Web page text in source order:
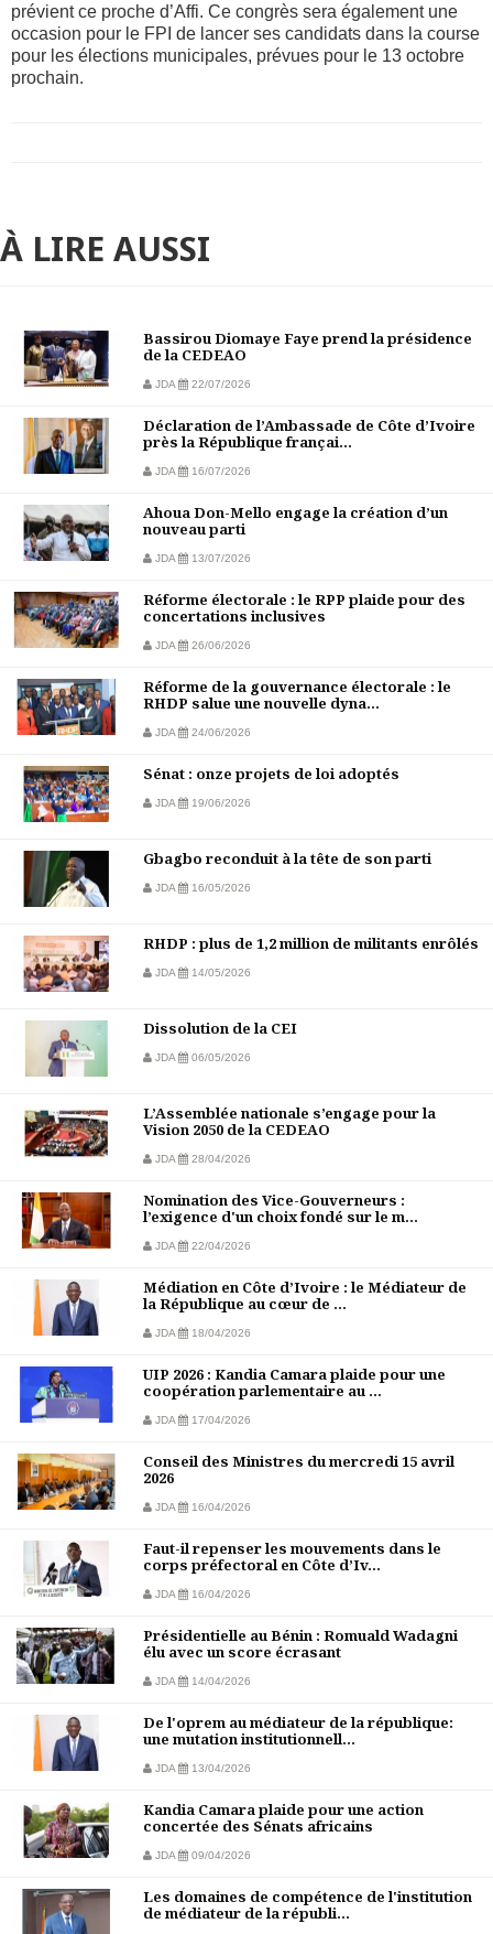
prévient ce proche d’Affi. Ce congrès sera également une
occasion pour le FPI de lancer ses candidats dans la course
pour les élections municipales, prévues pour le 13 octobre
prochain.
À LIRE AUSSI
Bassirou Diomaye Faye prend la présidence
de la CEDEAO
JDA 22/07/2026
Déclaration de l’Ambassade de Côte d’Ivoire
près la République françai...
JDA 16/07/2026
Ahoua Don-Mello engage la création d’un
nouveau parti
JDA 13/07/2026
Réforme électorale : le RPP plaide pour des
concertations inclusives
JDA 26/06/2026
Réforme de la gouvernance électorale : le
RHDP salue une nouvelle dyna...
JDA 24/06/2026
Sénat : onze projets de loi adoptés
JDA 19/06/2026
Gbagbo reconduit à la tête de son parti
JDA 16/05/2026
RHDP : plus de 1,2 million de militants enrôlés
JDA 14/05/2026
Dissolution de la CEI
JDA 06/05/2026
L’Assemblée nationale s’engage pour la
Vision 2050 de la CEDEAO
JDA 28/04/2026
Nomination des Vice-Gouverneurs :
l’exigence d'un choix fondé sur le m...
JDA 22/04/2026
Médiation en Côte d’Ivoire : le Médiateur de
la République au cœur de ...
JDA 18/04/2026
UIP 2026 : Kandia Camara plaide pour une
coopération parlementaire au ...
JDA 17/04/2026
Conseil des Ministres du mercredi 15 avril
2026
JDA 16/04/2026
Faut-il repenser les mouvements dans le
corps préfectoral en Côte d’Iv...
JDA 16/04/2026
Présidentielle au Bénin : Romuald Wadagni
élu avec un score écrasant
JDA 14/04/2026
De l'oprem au médiateur de la république:
une mutation institutionnell...
JDA 13/04/2026
Kandia Camara plaide pour une action
concertée des Sénats africains
JDA 09/04/2026
Les domaines de compétence de l'institution
de médiateur de la républi...